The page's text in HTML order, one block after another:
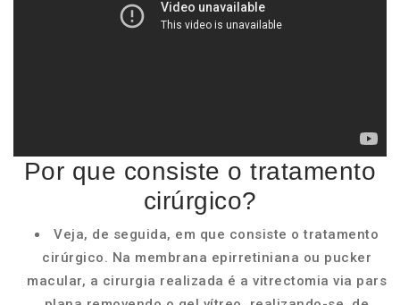
Por que consiste o tratamento
cirúrgico?
Veja, de seguida, em que consiste o tratamento
cirúrgico. Na membrana epirretiniana ou pucker
macular, a cirurgia realizada é a vitrectomia via pars